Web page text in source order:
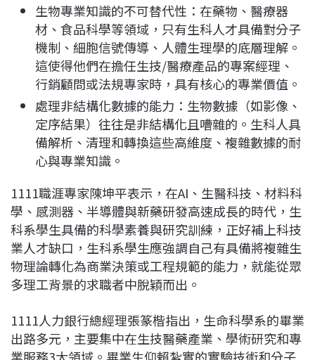
生物專業知識的不可替代性：在藥物、醫療器
材、食品科學等領域，只有生科人才具備對分子
機制、細胞信號傳導、人體生理學的底層理解。
這使得他們在擔任生技/醫療產品的專案經理、
行銷顧問或法規專家時，具有核心的專業價值。
處理非結構化數據的能力：生物數據（如影像、
定序結果）往往是非結構化且嘈雜的。生科人具
備解析、清理和轉換這些高維度、複雜數據的耐
心與專業知識。
1111職涯專家陳坤平表示，在AI、生醫科技、材料科
學、感測器、半導體與新藥研發高速成長的時代，生
科系學生具備的科學素養與研究訓練，正好補上科技
業人才缺口，生科系學生應強調自己有具備將複雜生
物理論轉化為商業決策或工程規範的能力，就能從眾
多理工背景的求職者中脫穎而出。
1111人力銀行總經理張篆楷指出，生命科學系的畢業
出路多元，主要集中在生技醫藥產業、學術研究和專
業服務3大領域。畢業生仰賴紮實的實驗技術和分子